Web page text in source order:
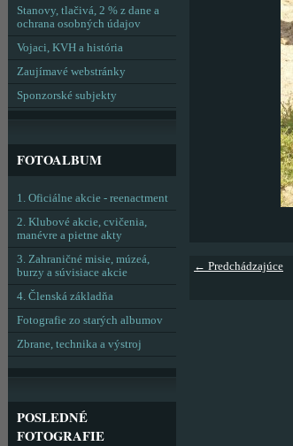
← Predchádzajúce
Stanovy, tlačivá, 2 % z dane a
ochrana osobných údajov
Vojaci, KVH a história
Zaujímavé webstránky
Sponzorské subjekty
FOTOALBUM
1. Oficiálne akcie - reenactment
2. Klubové akcie, cvičenia,
manévre a pietne akty
3. Zahraničné misie, múzeá,
burzy a súvisiace akcie
4. Členská základňa
Fotografie zo starých albumov
Zbrane, technika a výstroj
POSLEDNÉ
FOTOGRAFIE